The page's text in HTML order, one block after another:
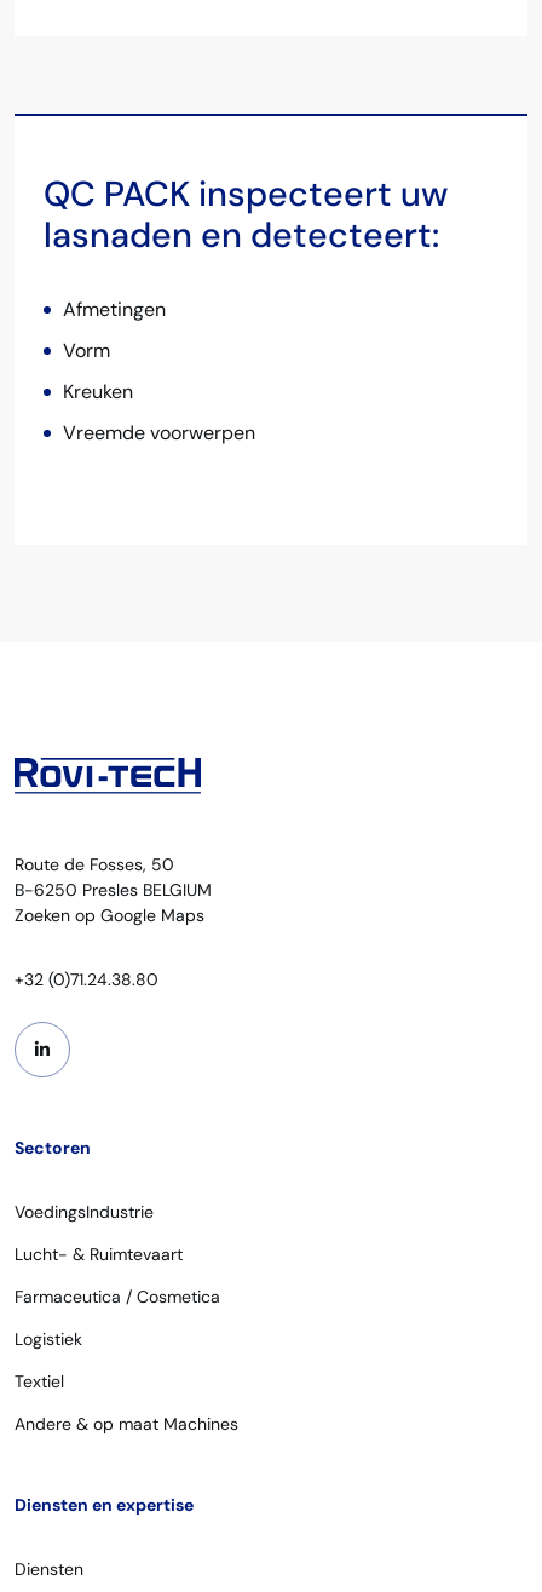
QC PACK inspecteert uw
lasnaden en detecteert:
Afmetingen
Vorm
Kreuken
Vreemde voorwerpen
Route de Fosses, 50
B-6250 Presles BELGIUM
Zoeken op Google Maps
+32 (0)71.24.38.80
Sectoren
VoedingsIndustrie
Lucht- & Ruimtevaart
Farmaceutica / Cosmetica
Logistiek
Textiel
Andere & op maat Machines
Diensten en expertise
Diensten